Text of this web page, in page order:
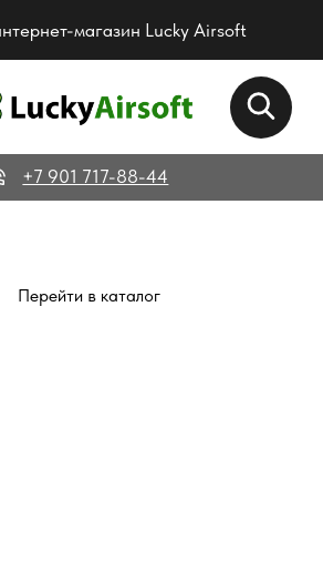
Lucky Airsoft
717-88-44
Перейти в каталог